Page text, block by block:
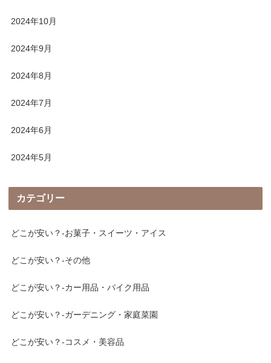
2024年10月
2024年9月
2024年8月
2024年7月
2024年6月
2024年5月
カテゴリー
どこが安い？-お菓子・スイーツ・アイス
どこが安い？-その他
どこが安い？-カー用品・バイク用品
どこが安い？-ガーデニング・家庭菜園
どこが安い？-コスメ・美容品